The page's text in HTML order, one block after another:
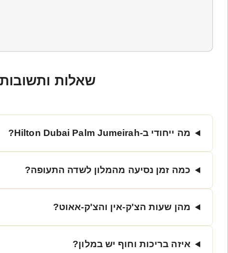
שאלות
מה ייחודי ב-Hilton Dubai Palm Jumeirah?
כמה זמן נסיעה מהמלון לשדה התעופה?
מהן שעות הצ'ק-אין והצ'ק-אאוט?
איזה בריכות וחוף יש במלון?